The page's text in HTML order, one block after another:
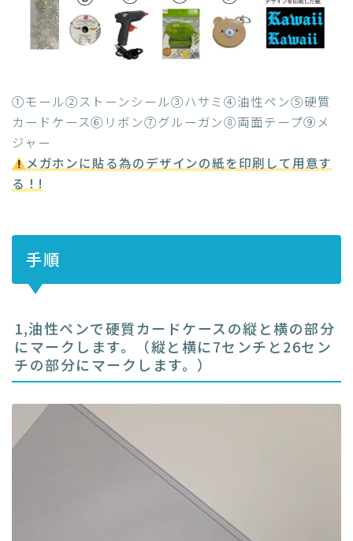
①モール②ストーンシール③ハサミ④油性ペン⑤硬質
カードケース⑥リボン⑦グルーガン⑧両面テープ⑨メ
ジャー
メガホンに貼る為のデザインの紙を印刷して用意す
る！!
手順
1,油性ペンで硬質カードケースの縦と横の部分
にマークします。（縦と横に7センチと26セン
チの部分にマークします。）